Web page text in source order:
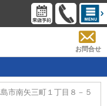
お問合せ
市南矢三町１丁目８－５